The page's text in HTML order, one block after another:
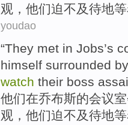
观，他们迫不及待地
youdao
“They met in Jobs’s
himself surrounded by
watch their boss
他们在乔布斯的会议室
观，他们迫不及待地